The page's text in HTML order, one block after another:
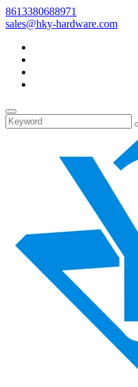
8613380688971
sales@hky-hardware.com